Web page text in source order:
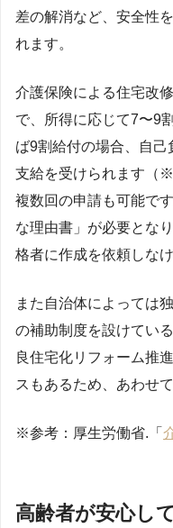
差の解消など、安全性
れます。
介護保険による住宅改
で、所得に応じて7〜9
ば9割給付の場合、自
支給を受けられます（※
複数回の申請も可能で
な理由書」が必要とな
格者に作成を依頼しな
また自治体によっては
の補助制度を設けてい
良住宅化リフォーム推
スもあるため、あわせ
※参考：厚生労働省.「
高齢者が安心し